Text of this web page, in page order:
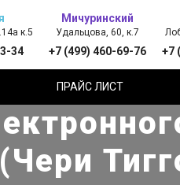
к.5
34
Мичуринский
Удальцова, 60, к.7
+7 (499) 460-69-76 +7
ПРАЙС ЛИСТ